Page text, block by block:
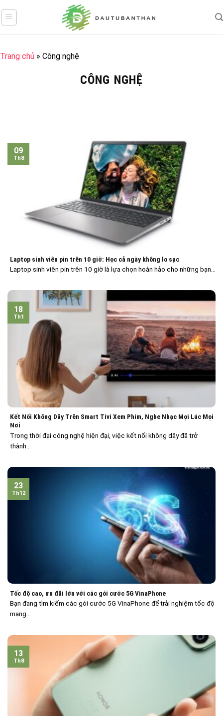
to
Trang chủ » Công nghệ
CÔNG NGHỆ
Laptop sinh viên pin trên 10 giờ: Học cả ngày không lo sạc
Laptop sinh viên pin trên 10 giờ là lựa chọn hoàn hảo cho những bạn...
09
Th8
Kết Nối Không Dây Trên Smart Tivi Xem Phim, Nghe Nhạc Mọi Lúc Mọi
Nơi
Trong thời đại công nghệ hiện đại, việc kết nối không dây đã trở
thành...
18
Th1
Tốc độ cao, ưu đãi lớn với các gói cước 5G VinaPhone
Bạn đang tìm kiếm các gói cước 5G VinaPhone để trải nghiệm tốc độ
mạng...
23
Th12
13
Th8